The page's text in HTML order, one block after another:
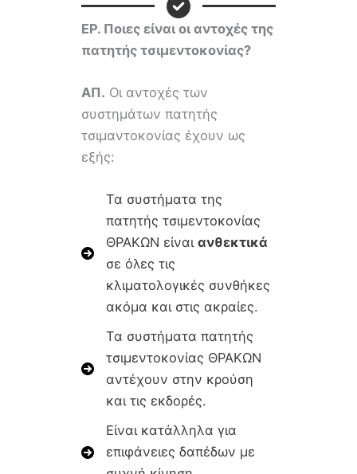
ΕΡ. Ποιες είναι οι αντοχές της
πατητής τσιμεντοκονίας?
ΑΠ. Οι αντοχές των
συστημάτων πατητής
τσιμαντοκονίας έχουν ως
εξής:
Τα συστήματα της
πατητής τσιμεντοκονίας
ΘΡΑΚΩΝ είναιανθεκτικά
σε όλες τις
κλιματολογικές συνθήκες
ακόμα και στις ακραίες.
Τα συστήματα πατητής
τσιμεντοκονίας ΘΡΑΚΩΝ
αντέχουν στην κρούση
και τις εκδορές.
Είναι κατάλληλα για
επιφάνειες δαπέδων με